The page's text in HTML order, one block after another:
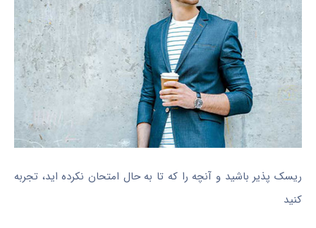
ریسک پذیر باشید و آنچه را که تا به حال امتحان نکرده اید، تجربه
کنید